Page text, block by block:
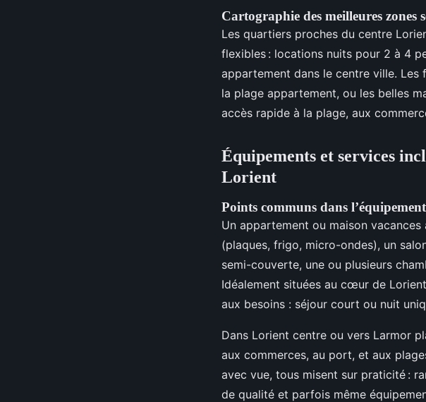
Cartographie des meilleures zones
Les quartiers proches du centre
flexibles : locations nuits pour 2 à 4
appartement dans le centre ville.
la plage appartement, ou les belles
accès rapide à la plage, aux
Équipements et services
Lorient
Points communs dans
Un appartement ou maison
(plaques, frigo, micro-ondes), un
semi-couverte, une ou plusieurs
Idéalement situées au cœur de
aux besoins : séjour court ou nuit
Dans Lorient centre ou vers Larmor
aux commerces, au port, et aux
avec vue, tous misent sur praticité :
de qualité et parfois même